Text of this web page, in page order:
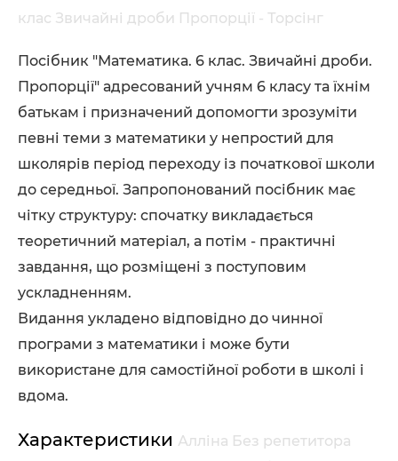
клас Звичайні дроби Пропорції - Торсінг
Посібник "Математика. 6 клас. Звичайні дроби.
Пропорції" адресований учням 6 класу та їхнім
батькам і призначений допомогти зрозуміти
певні теми з математики у непростий для
школярів період переходу із початкової школи
до середньої. Запропонований посібник має
чітку структуру: спочатку викладається
теоретичний матеріал, а потім - практичні
завдання, що розміщені з поступовим
ускладненням.
Видання укладено відповідно до чинної
програми з математики і може бути
використане для самостійної роботи в школі і
вдома.
Характеристики Алліна Без репетитора